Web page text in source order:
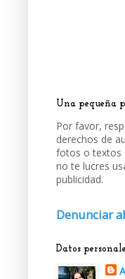
Una pequeña
Por favor,
derechos de
fotos o textos
no te lucres
publicidad.
Denunciar
Datos